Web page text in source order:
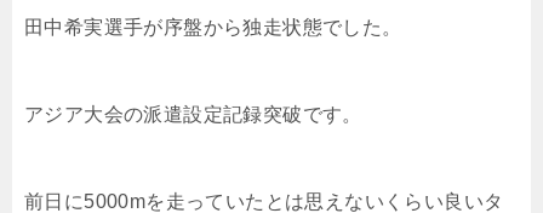
田中希実選手が序盤から独走状態でした。
アジア大会の派遣設定記録突破です。
前日に5000mを走っていたとは思えないくらい良いタ